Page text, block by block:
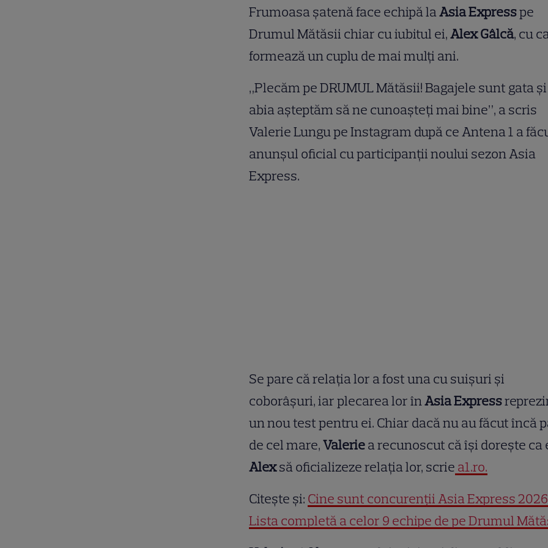
Frumoasa șatenă face echipă laAsia Expresspe
Drumul Mătăsii chiar cu iubitul ei,Alex Gâlcă, cu
formează un cuplu de mai mulți ani.
„Plecăm pe DRUMUL Mătăsii! Bagajele sunt gata și
abia așteptăm să ne cunoașteți mai bine”, a scris
Valerie Lungu pe Instagram după ce Antena 1 a
anunșul oficial cu participanții noului sezon Asia
Express.
Se pare că relația lor a fost una cu suișuri și
coborâșuri, iar plecarea lor înAsia Express
un nou test pentru ei. Chiar dacă nu au făcut încă
de cel mare,Valeriea recunoscut că își dorește ca
Alexsă oficializeze relația lor, scrie a1.ro.
Citește și: Cine sunt concurenții Asia Express
Lista completă a celor 9 echipe de pe Drumul